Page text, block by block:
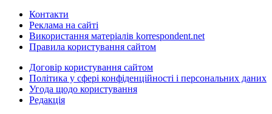
Контакти
Реклама на сайті
Використання матеріалів korrespondent.net
Правила користування сайтом
Договір користування сайтом
Політика у сфері конфіденційності і персональних даних
Угода щодо користування
Редакція